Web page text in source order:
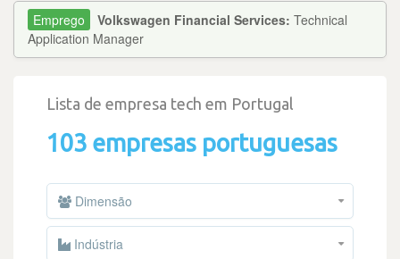
Volkswagen Financial Services: Technical
Application Manager
Lista de empresa tech em Portugal
103 empresas portuguesas
Dimensão
Indústria